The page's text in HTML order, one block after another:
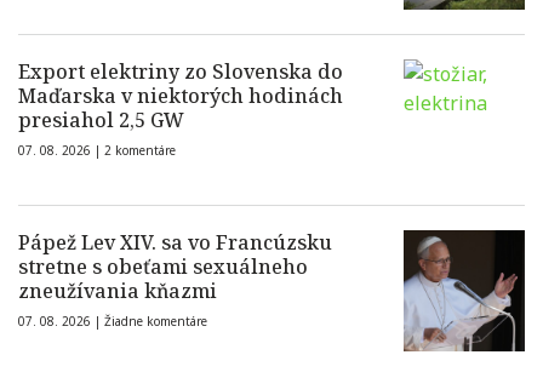
Export elektriny zo Slovenska do
Maďarska v niektorých hodinách
presiahol 2,5 GW
07. 08. 2026 | 2 komentáre
Pápež Lev XIV. sa vo Francúzsku
stretne s obeťami sexuálneho
zneužívania kňazmi
07. 08. 2026 | Žiadne komentáre